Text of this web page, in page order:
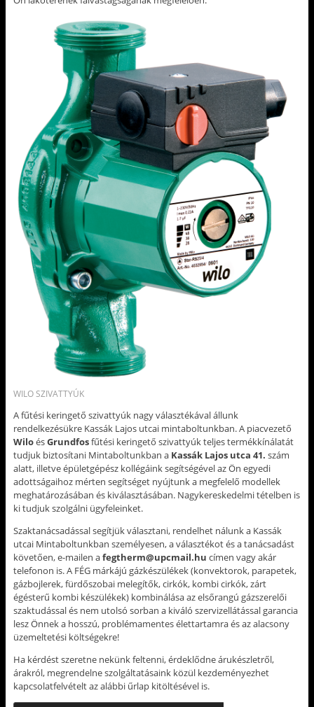
WILO SZIVATTYÚK
A fűtési keringető szivattyúk nagy választékával állunk
rendelkezésükre Kassák Lajos utcai mintaboltunkban. A piacvezető
WiloésGrundfosfűtési keringető szivattyúk teljes termékkínálatát
tudjuk biztosítani Mintaboltunkban a Kassák Lajos utca 41. szám
alatt, illetve épületgépész kollégáink segítségével az Ön egyedi
adottságaihoz mérten segítséget nyújtunk a megfelelő modellek
meghatározásában és kiválasztásában. Nagykereskedelmi tételben is
ki tudjuk szolgálni ügyfeleinket.
Szaktanácsadással segítjük választani, rendelhet nálunk a Kassák
utcai Mintaboltunkban személyesen, a választékot és a tanácsadást
követően, e-mailen afegtherm@upcmail.hu címen vagy akár
telefonon is. A FÉG márkájú gázkészülékek (konvektorok, parapetek,
gázbojlerek, fürdőszobai melegítők, cirkók, kombi cirkók, zárt
égésterű kombi készülékek) kombinálása az elsőrangú gázszerelői
szaktudással és nem utolsó sorban a kiváló szervizellátással garancia
lesz Önnek a hosszú, problémamentes élettartamra és az alacsony
üzemeltetési költségekre!
Ha kérdést szeretne nekünk feltenni, érdeklődne árukészletről,
árakról, megrendelne szolgáltatásaink közül kezdeményezhet
kapcsolatfelvételt az alábbi űrlap kitöltésével is.